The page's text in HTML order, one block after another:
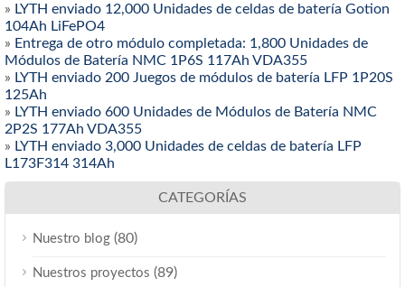
» LYTH enviado 12,000 Unidades de celdas de batería Gotion
104Ah LiFePO4
» Entrega de otro módulo completada: 1,800 Unidades de
Módulos de Batería NMC 1P6S 117Ah VDA355
» LYTH enviado 200 Juegos de módulos de batería LFP 1P20S
125Ah
» LYTH enviado 600 Unidades de Módulos de Batería NMC
2P2S 177Ah VDA355
» LYTH enviado 3,000 Unidades de celdas de batería LFP
L173F314 314Ah
CATEGORÍAS
Nuestro blog (80)
Nuestros proyectos (89)